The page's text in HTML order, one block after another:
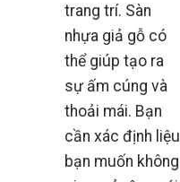
trang trí. Sàn
nhựa giả gỗ có
thể giúp tạo ra
sự ấm cúng và
thoải mái. Bạn
cần xác định liệu
bạn muốn không